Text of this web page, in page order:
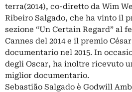
terra(2014), co-diretto da Wim
Ribeiro Salgado, che ha vinto il
sezione “Un Certain Regard” al
Cannes del 2014 e il premio
documentario nel 2015. In
degli Oscar, ha inoltre ricevuto
miglior documentario.
Sebastião Salgado è Godwill